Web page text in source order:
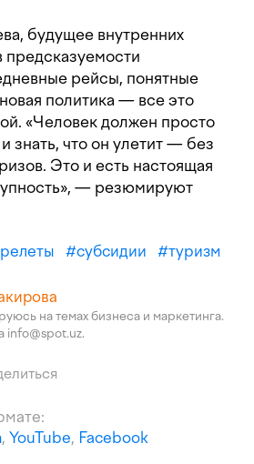
будущее внутренних
рейсы, понятные
политика — все это
«Человек должен просто
знать, что он улетит — без
Это и есть настоящая
— резюмируют
#субсидии #туризм
на темах бизнеса и маркетинга.
info@spot.uz.
, YouTube, Facebook